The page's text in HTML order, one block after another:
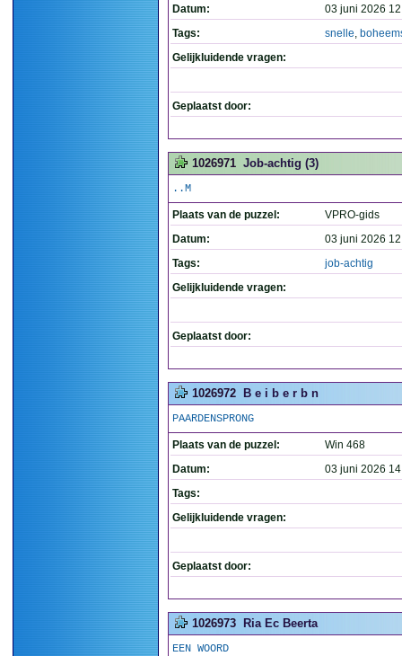
Datum:
03 juni 2026
Tags:
snelle,
Gelijkluidende vragen:
Geplaatst door:
1026971 Job-achtig (3)
..M
Plaats van de puzzel:
VPRO-gids
Datum:
03 juni 2026
Tags:
job-achtig
Gelijkluidende vragen:
Geplaatst door:
1026972 B e i b e r b n
PAARDENSPRONG
Plaats van de puzzel:
Win 468
Datum:
03 juni 2026
Tags:
Gelijkluidende vragen:
Geplaatst door:
1026973 Ria Ec Beerta
EEN WOORD